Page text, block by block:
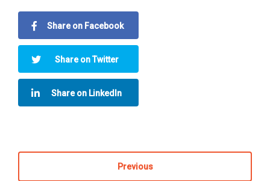
Share on Facebook
Share on Twitter
Share on LinkedIn
Previous